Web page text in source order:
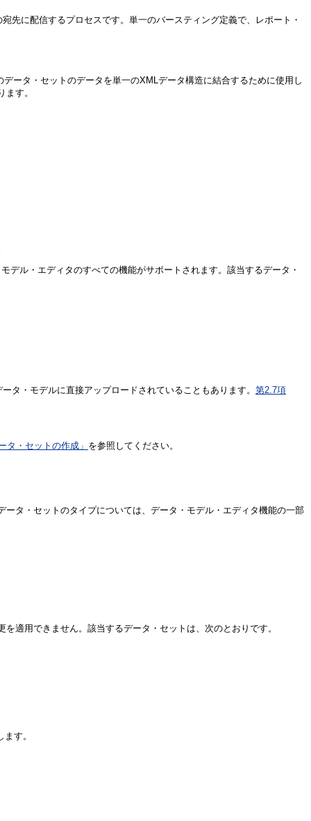
先に配信するプロセスです。単一のバースティング定義で、レポート・
ータ・セットのデータを単一のXMLデータ構造に結合するために使用し
す。
ル・エディタのすべての機能がサポートされます。該当するデータ・
タ・モデルに直接アップロードされていることもあります。 第2.7項
タ・セットの作成」 を参照してください。
タ・セットのタイプについては、データ・モデル・エディタ機能の一部
適用できません。該当するデータ・セットは、次のとおりです。
す。